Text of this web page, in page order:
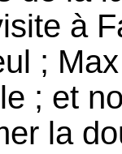
à
;
; et
la